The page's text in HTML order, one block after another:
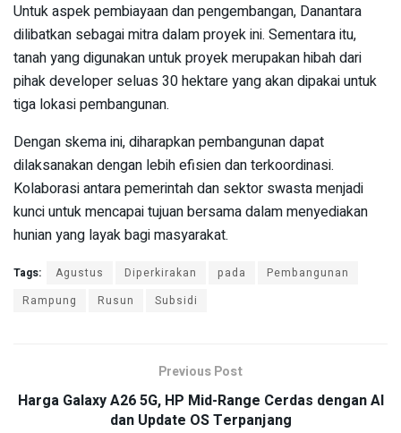
Untuk aspek pembiayaan dan pengembangan, Danantara
dilibatkan sebagai mitra dalam proyek ini. Sementara itu,
tanah yang digunakan untuk proyek merupakan hibah dari
pihak developer seluas 30 hektare yang akan dipakai untuk
tiga lokasi pembangunan.
Dengan skema ini, diharapkan pembangunan dapat
dilaksanakan dengan lebih efisien dan terkoordinasi.
Kolaborasi antara pemerintah dan sektor swasta menjadi
kunci untuk mencapai tujuan bersama dalam menyediakan
hunian yang layak bagi masyarakat.
Tags: Agustus Diperkirakan pada
Pembangunan
Rampung
Rusun Subsidi
Previous Post
Harga Galaxy A26 5G, HP Mid-Range Cerdas dengan AI
dan Update OS Terpanjang